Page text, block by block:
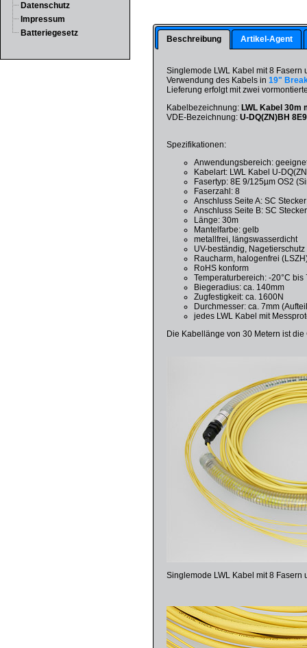
Datenschutz
Impressum
Batteriegesetz
Beschreibung Artikel-Agent
Singlemode LWL Kabel mit 8
Verwendung des Kabels in19"
Lieferung erfolgt mit zwei
Kabelbezeichnung:LWL Kabel 30m
VDE-Bezeichnung:U-DQ(ZN)BH
Spezifikationen:
Anwendungsbereich:
Kabelart: LWL Kabel U-
Fasertyp: 8E 9/125µm OS2
Faserzahl: 8
Anschluss Seite A: SC
Anschluss Seite B: SC
Länge: 30m
Mantelfarbe: gelb
metallfrei, längswasserdicht
UV-beständig, Nagetierschutz
Raucharm, halogenfrei
RoHS konform
Temperaturbereich: -20°C bis
Biegeradius: ca. 140mm
Zugfestigkeit: ca. 1600N
Durchmesser: ca. 7mm
jedes LWL Kabel mit
Die Kabellänge von 30 Metern ist
Singlemode LWL Kabel mit 8